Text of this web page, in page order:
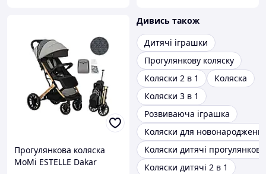
Прогулянкова коляска
MoMi ESTELLE Dakar
Дивись також
Дитячі іграшки
Прогулянкову коляску
Коляски 2 в 1
Коляска
Коляски 3 в 1
Розвиваюча іграшка
Коляски для
Коляски дитячі прогулянкові
Коляски дитячі 2 в 1